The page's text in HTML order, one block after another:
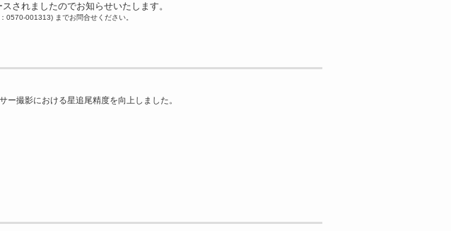
されましたのでお知らせいたします。
0570-001313) までお問合せください。
撮影における星追尾精度を向上しました。